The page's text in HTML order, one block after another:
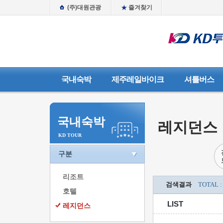
(주)대원관광 즐겨찾기
국내숙박 제주레일바이크 셔틀버스
국내숙박
KD TOUR
구분
리조트
호텔
레지던스
레지던스
검색결과 TOTAL :
LIST